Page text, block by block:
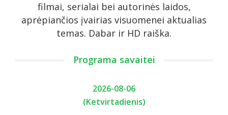
filmai, serialai bei autorinės laidos,
aprėpiančios įvairias visuomenei aktualias
temas. Dabar ir HD raiška.
Programa savaitei
2026-08-06
(Ketvirtadienis)